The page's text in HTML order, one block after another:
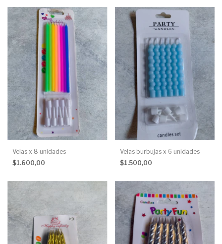
Velas x 8 unidades
$1.600,00
Velas burbujas x 6 unidades
$1.500,00